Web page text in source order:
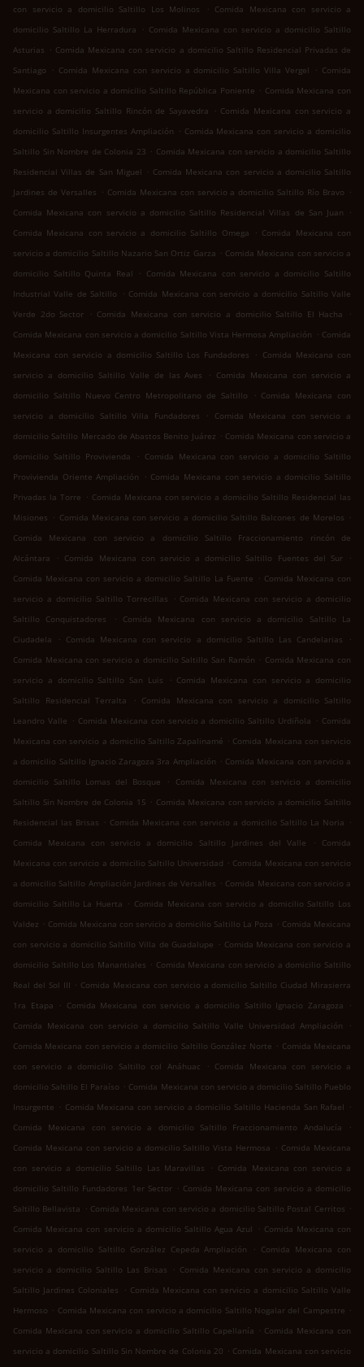
con servicio a domicilio Saltillo Los Molinos
. Comida Mexicana con servicio a
domicilio Saltillo La Herradura
. Comida Mexicana con servicio a domicilio Saltillo
Asturias . Comida Mexicana con servicio a domicilio Saltillo Residencial Privadas de
Santiago
. Comida Mexicana con servicio a domicilio Saltillo Villa Vergel . Comida
Mexicana con servicio a domicilio Saltillo República Poniente . Comida Mexicana con
servicio a domicilio Saltillo Rincón de Sayavedra
. Comida Mexicana con servicio a
domicilio Saltillo Insurgentes Ampliación . Comida Mexicana con servicio a domicilio
Saltillo Sin Nombre de Colonia 23 . Comida Mexicana con servicio a domicilio Saltillo
Residencial Villas de San Miguel . Comida Mexicana con servicio a domicilio Saltillo
Jardines de Versalles . Comida Mexicana con servicio a domicilio Saltillo Río Bravo .
Comida Mexicana con servicio a domicilio Saltillo Residencial Villas de San Juan
.
Comida Mexicana con servicio a domicilio Saltillo Omega
. Comida Mexicana con
servicio a domicilio Saltillo Nazario San Ortiz Garza . Comida Mexicana con servicio a
domicilio Saltillo Quinta Real
. Comida Mexicana con servicio a domicilio Saltillo
Industrial Valle de Saltillo
. Comida Mexicana con servicio a domicilio Saltillo Valle
Verde 2do Sector
. Comida Mexicana con servicio a domicilio Saltillo El Hacha
.
Comida Mexicana con servicio a domicilio Saltillo Vista Hermosa Ampliación . Comida
Mexicana con servicio a domicilio Saltillo Los Fundadores
. Comida Mexicana con
servicio a domicilio Saltillo Valle de las Aves
. Comida Mexicana con servicio a
domicilio Saltillo Nuevo Centro Metropolitano de Saltillo
. Comida Mexicana con
servicio a domicilio Saltillo Villa Fundadores
.
Comida Mexicana con servicio a
domicilio Saltillo Mercado de Abastos Benito Juárez . Comida Mexicana con servicio a
domicilio Saltillo Provivienda
. Comida Mexicana con servicio a domicilio Saltillo
Provivienda Oriente Ampliación
. Comida Mexicana con servicio a domicilio Saltillo
Privadas la Torre . Comida Mexicana con servicio a domicilio Saltillo Residencial las
Misiones . Comida Mexicana con servicio a domicilio Saltillo Balcones de Morelos .
Comida Mexicana con servicio a domicilio Saltillo Fraccionamiento rincón de
Alcántara
. Comida Mexicana con servicio a domicilio Saltillo Fuentes del Sur
.
Comida Mexicana con servicio a domicilio Saltillo La Fuente . Comida Mexicana con
servicio a domicilio Saltillo Torrecillas
. Comida Mexicana con servicio a domicilio
Saltillo Conquistadores
.
Comida Mexicana con servicio a domicilio Saltillo La
Ciudadela
. Comida Mexicana con servicio a domicilio Saltillo Las Candelarias
.
Comida Mexicana con servicio a domicilio Saltillo San Ramón . Comida Mexicana con
servicio a domicilio Saltillo San Luis
. Comida Mexicana con servicio a domicilio
Saltillo Residencial Terralta
. Comida Mexicana con servicio a domicilio Saltillo
Leandro Valle . Comida Mexicana con servicio a domicilio Saltillo Urdiñola . Comida
Mexicana con servicio a domicilio Saltillo Zapalinamé . Comida Mexicana con servicio
a domicilio Saltillo Ignacio Zaragoza 3ra Ampliación . Comida Mexicana con servicio a
domicilio Saltillo Lomas del Bosque
.
Comida Mexicana con servicio a domicilio
Saltillo Sin Nombre de Colonia 15 . Comida Mexicana con servicio a domicilio Saltillo
Residencial las Brisas . Comida Mexicana con servicio a domicilio Saltillo La Noria .
Comida Mexicana con servicio a domicilio Saltillo Jardines del Valle
.
Comida
Mexicana con servicio a domicilio Saltillo Universidad . Comida Mexicana con servicio
a domicilio Saltillo Ampliación Jardines de Versalles . Comida Mexicana con servicio a
domicilio Saltillo La Huerta . Comida Mexicana con servicio a domicilio Saltillo Los
Valdez . Comida Mexicana con servicio a domicilio Saltillo La Poza . Comida Mexicana
con servicio a domicilio Saltillo Villa de Guadalupe . Comida Mexicana con servicio a
domicilio Saltillo Los Manantiales . Comida Mexicana con servicio a domicilio Saltillo
Real del Sol III . Comida Mexicana con servicio a domicilio Saltillo Ciudad Mirasierra
1ra Etapa
. Comida Mexicana con servicio a domicilio Saltillo Ignacio Zaragoza
.
Comida Mexicana con servicio a domicilio Saltillo Valle Universidad Ampliación
.
Comida Mexicana con servicio a domicilio Saltillo González Norte . Comida Mexicana
con servicio a domicilio Saltillo col Anáhuac
. Comida Mexicana con servicio a
domicilio Saltillo El Paraíso . Comida Mexicana con servicio a domicilio Saltillo Pueblo
Insurgente . Comida Mexicana con servicio a domicilio Saltillo Hacienda San Rafael .
Comida Mexicana con servicio a domicilio Saltillo Fraccionamiento Andalucía
.
Comida Mexicana con servicio a domicilio Saltillo Vista Hermosa . Comida Mexicana
con servicio a domicilio Saltillo Las Maravillas
. Comida Mexicana con servicio a
domicilio Saltillo Fundadores 1er Sector . Comida Mexicana con servicio a domicilio
Saltillo Bellavista . Comida Mexicana con servicio a domicilio Saltillo Postal Cerritos .
Comida Mexicana con servicio a domicilio Saltillo Agua Azul
. Comida Mexicana con
servicio a domicilio Saltillo González Cepeda Ampliación
. Comida Mexicana con
servicio a domicilio Saltillo Las Brisas
. Comida Mexicana con servicio a domicilio
Saltillo Jardines Coloniales
. Comida Mexicana con servicio a domicilio Saltillo Valle
Hermoso . Comida Mexicana con servicio a domicilio Saltillo Nogalar del Campestre .
Comida Mexicana con servicio a domicilio Saltillo Capellanía . Comida Mexicana con
servicio a domicilio Saltillo Sin Nombre de Colonia 20 . Comida Mexicana con servicio